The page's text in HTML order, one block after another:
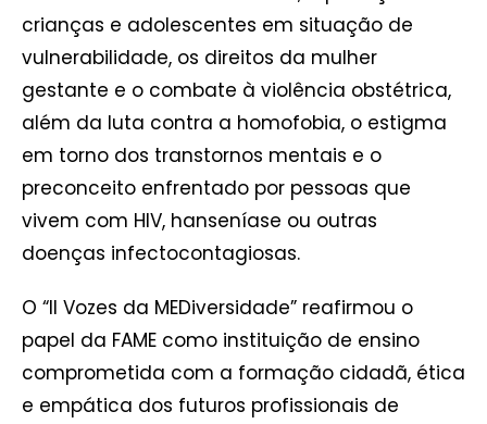
crianças e adolescentes em situação de
vulnerabilidade, os direitos da mulher
gestante e o combate à violência obstétrica,
além da luta contra a homofobia, o estigma
em torno dos transtornos mentais e o
preconceito enfrentado por pessoas que
vivem com HIV, hanseníase ou outras
doenças infectocontagiosas.
O “II Vozes da MEDiversidade” reafirmou o
papel da FAME como instituição de ensino
comprometida com a formação cidadã, ética
e empática dos futuros profissionais de